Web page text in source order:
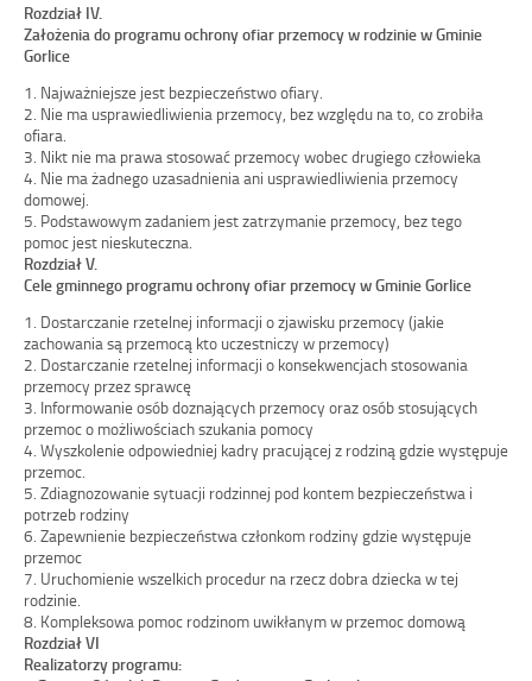
Rozdział IV.
Założenia do programu ochrony ofiar przemocy w rodzinie w Gminie
Gorlice
1. Najważniejsze jest bezpieczeństwo ofiary.
2. Nie ma usprawiedliwienia przemocy, bez względu na to, co zrobiła
ofiara.
3. Nikt nie ma prawa stosować przemocy wobec drugiego człowieka
4. Nie ma żadnego uzasadnienia ani usprawiedliwienia przemocy
domowej.
5. Podstawowym zadaniem jest zatrzymanie przemocy, bez tego
pomoc jest nieskuteczna.
Rozdział V.
Cele gminnego programu ochrony ofiar przemocy w Gminie Gorlice
1. Dostarczanie rzetelnej informacji o zjawisku przemocy (jakie
zachowania są przemocą kto uczestniczy w przemocy)
2. Dostarczanie rzetelnej informacji o konsekwencjach stosowania
przemocy przez sprawcę
3. Informowanie osób doznających przemocy oraz osób stosujących
przemoc o możliwościach szukania pomocy
4. Wyszkolenie odpowiedniej kadry pracującej z rodziną gdzie występuje
przemoc.
5. Zdiagnozowanie sytuacji rodzinnej pod kontem bezpieczeństwa i
potrzeb rodziny
6. Zapewnienie bezpieczeństwa członkom rodziny gdzie występuje
przemoc
7. Uruchomienie wszelkich procedur na rzecz dobra dziecka w tej
rodzinie.
8. Kompleksowa pomoc rodzinom uwikłanym w przemoc domową
Rozdział VI
Realizatorzy programu: